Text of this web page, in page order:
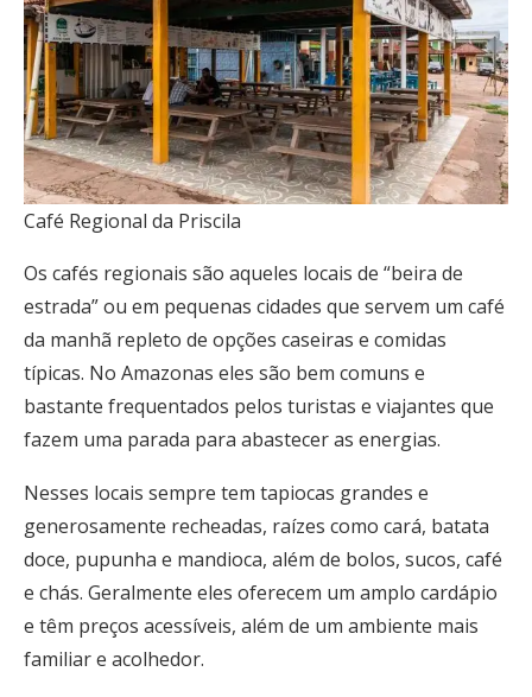
Café Regional da Priscila
Os cafés regionais são aqueles locais de “beira de
estrada” ou em pequenas cidades que servem um café
da manhã repleto de opções caseiras e comidas
típicas. No Amazonas eles são bem comuns e
bastante frequentados pelos turistas e viajantes que
fazem uma parada para abastecer as energias.
Nesses locais sempre tem tapiocas grandes e
generosamente recheadas, raízes como cará, batata
doce, pupunha e mandioca, além de bolos, sucos, café
e chás. Geralmente eles oferecem um amplo cardápio
e têm preços acessíveis, além de um ambiente mais
familiar e acolhedor.